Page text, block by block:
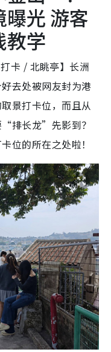
光 游客
教学
卡 / 北眺亭】长洲
去处被网友封为港
景打卡位，而且从
“排长龙”先影到？
位的所在之处啦！